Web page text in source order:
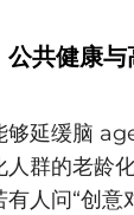
共健康
够延缓脑
群的老龄
人问“创意